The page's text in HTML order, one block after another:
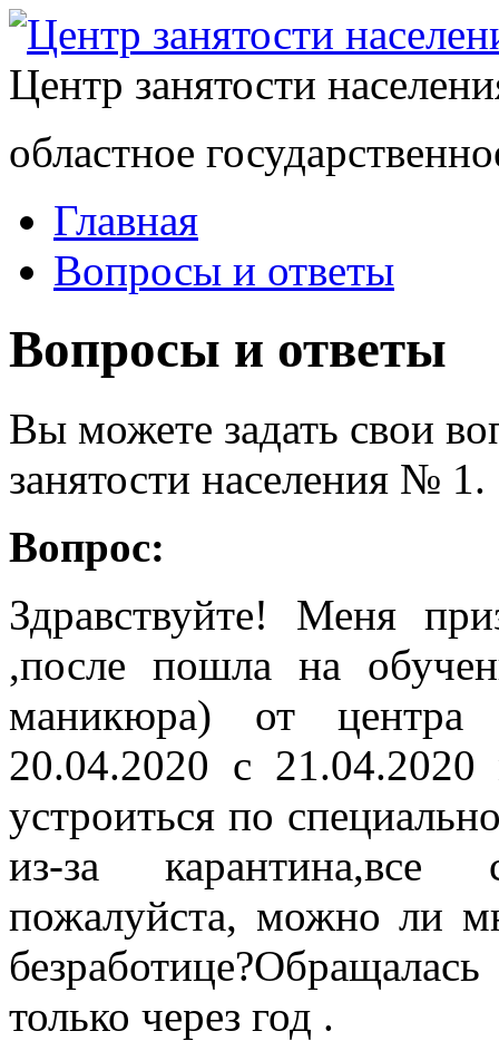
Центр занятости
областное
Главная
Вопросы и ответы
Вопросы и ответы
Вы можете задать свои
занятости населения № 1.
Вопрос:
Здравствуйте! Меня
,после пошла на
маникюра) от центра
20.04.2020 с
устроиться по
из-за карантина,все
пожалуйста, можно ли
только через год .